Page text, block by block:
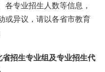
各专业招生人数等信息，
或异议，请以各省市教育
招生专业组及专业招生代